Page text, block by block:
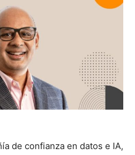
de confianza en datos e IA,